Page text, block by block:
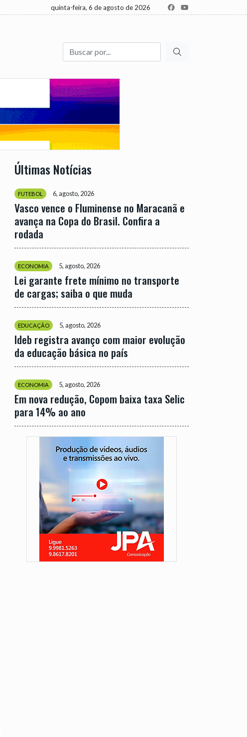
quinta-feira, 6 de agosto de 2026
Buscar
Últimas Notícias
FUTEBOL 6, agosto, 2026
Vasco vence o Fluminense no Maracanã e
avança na Copa do Brasil. Confira a
rodada
ECONOMIA 5, agosto, 2026
Lei garante frete mínimo no transporte
de cargas; saiba o que muda
EDUCAÇÃO 5, agosto, 2026
Ideb registra avanço com maior evolução
da educação básica no país
ECONOMIA 5, agosto, 2026
Em nova redução, Copom baixa taxa Selic
para 14% ao ano